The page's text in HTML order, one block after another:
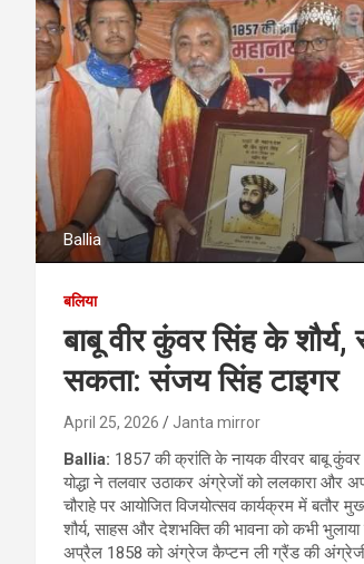
Ballia
बलिया
बाबू वीर कुंवर सिंह के
सकता: संजय सिंह टाइगर
April 25, 2026 Janta mirror
Ballia: 1857 की क्रांति के नायक वीरवर बाबू
योद्धा ने तलवार उठाकर अंग्रेजों को ललकारा और
चौराहे पर आयोजित विजयोत्सव कार्यक्रम में बतौर
शौर्य, साहस और देशभक्ति की भावना को कभी
अप्रैल 1858 को अंग्रेज कैप्टन ली ग्रैंड की अंग्रेजी